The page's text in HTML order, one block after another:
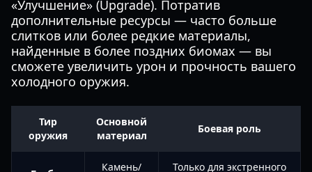
«Улучшение» (Upgrade). Потратив
дополнительные ресурсы — часто больше
слитков или более редкие материалы,
найденные в более поздних биомах — вы
сможете увеличить урон и прочность вашего
холодного оружия.
Тир
оружия
Основной
материал
Боевая роль
Камень/ Только для экстренного